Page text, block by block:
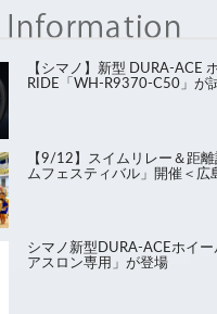
【シマノ】新型 DURA-ACE
RIDE「WH-R9370-C50」が
【9/12】スイムリレー＆距
ムフェスティバル」開催＜広
シマノ新型DURA-ACEホイー
アスロン専用」が登場